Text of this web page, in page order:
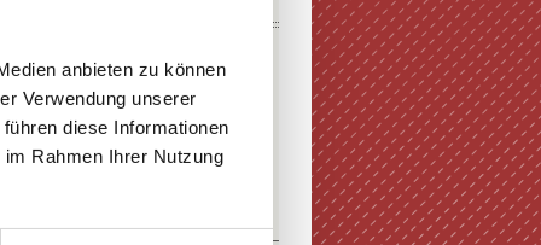
anbieten zu können
Verwendung unserer
diese Informationen
Rahmen Ihrer Nutzung
E-PAPER